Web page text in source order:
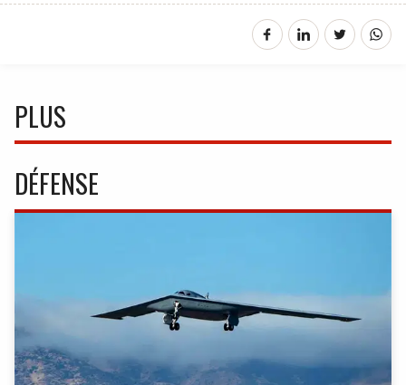
PLUS
DÉFENSE